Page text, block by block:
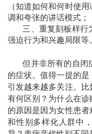
（知道如何和何时使
调和夸张的讲话模式；
三、 重复刻板样行
强迫行为和兴趣局限等
但并非所有的自闭
的症状。值得一提的
引发越来越多关注。
有何区别？为什么在
的原因是因为女性患
和性别多样化人群中